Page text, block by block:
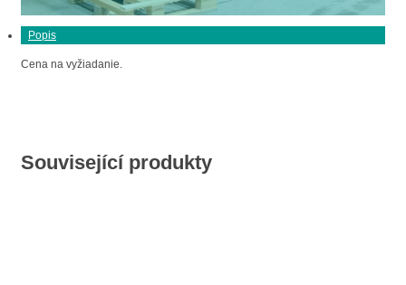
Popis
Cena na vyžiadanie.
Související produkty